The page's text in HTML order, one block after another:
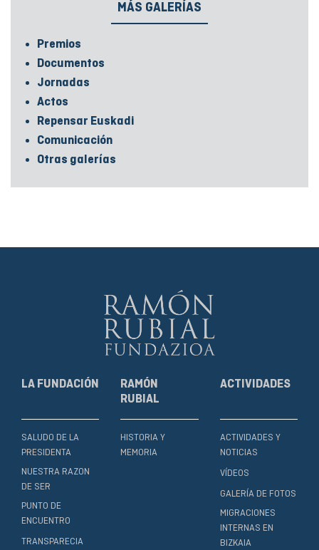
MÁS GALERÍAS
Premios
Documentos
Jornadas
Actos
Repensar Euskadi
Comunicación
Otras galerías
LA FUNDACIÓN
SALUDO DE LA
PRESIDENTA
NUESTRA RAZON
DE SER
PUNTO DE
ENCUENTRO
TRANSPARECIA
RAMÓN
RUBIAL
HISTORIA Y
MEMORIA
ACTIVIDADES
ACTIVIDADES Y
NOTICIAS
VÍDEOS
GALERÍA DE FOTOS
MIGRACIONES
INTERNAS EN
BIZKAIA